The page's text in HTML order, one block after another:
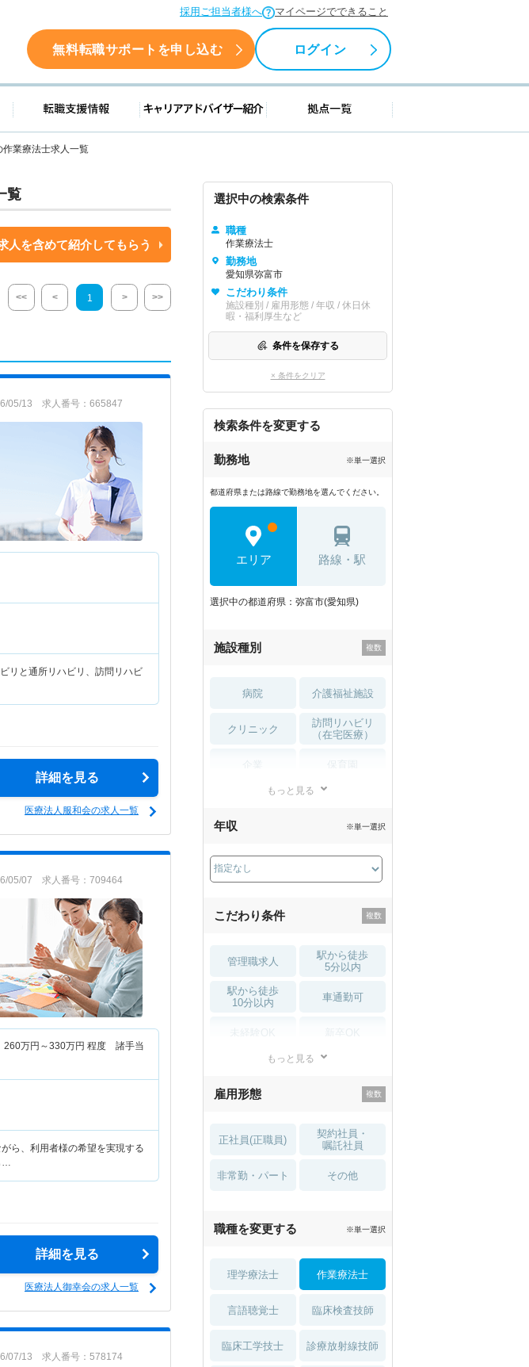
採用ご担当者様へ マイページでできること
941-651 無料転職サポートを申し込む ログイン
転職成功事例 転職支援情報 キャリアアドバイザー紹介 拠点一覧
作業療法士求人一覧
覧
人を含めて紹介してもらう
<< < 1 > >>
05/13 求人番号：665847
リと通所リハビリ、訪問リハビ
詳細を見る
医療法人服和会の求人一覧
05/07 求人番号：709464
260万円～330万円 程度 諸手当
ら、利用者様の希望を実現する
…
詳細を見る
医療法人御幸会の求人一覧
07/13 求人番号：578174
選択中の検索条件
職種
作業療法士
勤務地
愛知県弥富市
こだわり条件
施設種別 / 雇用形態 / 年収 / 休日休
暇・福利厚生など
条件を保存する
× 条件をクリア
検索条件を変更する
勤務地 ※単一選択
都道府県または路線で勤務地を選んでください。
エリア 路線・駅
選択中の都道府県：弥富市(愛知県)
施設種別
病院 介護福祉施設
クリニック
訪問リハビリ
（在宅医療）
薬局・
もっと見る
年収 ※単一選択
こだわり条件
管理職求人
駅から徒歩
5分以内
駅から徒歩
10分以内
車通勤可
住宅手当・補助
土日祝休 無資格 OK
積極採用中 WEB面接OK
もっと見る
雇用形態
正社員(正職員)
契約社員・
嘱託社員
非常勤・パート その他
職種を変更する ※単一選択
理学療法士 作業療法士
言語聴覚士 臨床検査技師
臨床工学技士 診療放射線技師